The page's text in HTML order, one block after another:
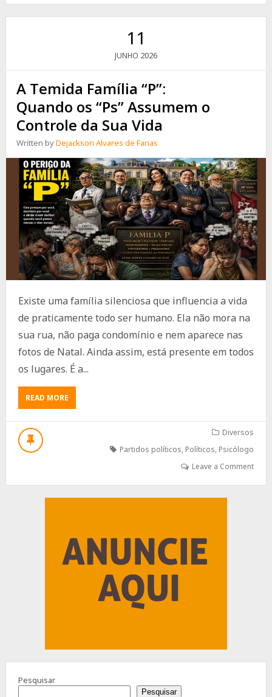
APOSTA
11
JUNHO 2026
A Temida Família “P”:
Quando os “Ps” Assumem o
Controle da Sua Vida
Written byDejackson Alvares de Farias
Existe uma família silenciosa que influencia a vida
de praticamente todo ser humano. Ela não mora na
sua rua, não paga condomínio e nem aparece nas
fotos de Natal. Ainda assim, está presente em todos
os lugares. É a...
READ MOREABOUT
A
TEMIDA
O
SUA
VIDA
Diversos
Partidos políticos, Políticos, Psicólogo
Leave a Comment
Pesquisar
Pesquisar